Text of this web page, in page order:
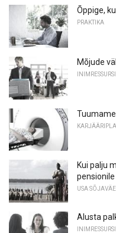
Õppige,
PRAKTIKA
Mõjude
Kui palju
USA
Alusta